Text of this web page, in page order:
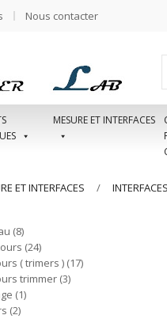
Nous contacter
MESURE ET INTERFACES
ET INTERFACES INTERFACES
8
24
( trimers ) 17
trimmer 3
1
2